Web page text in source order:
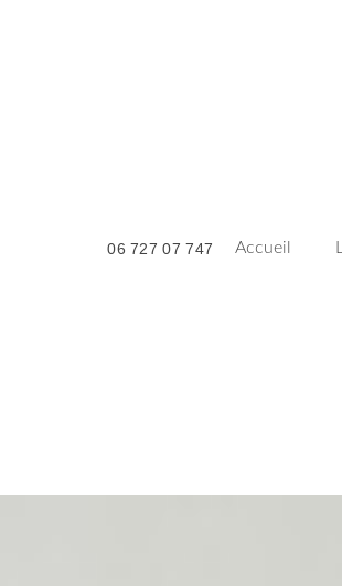
06 727 07 747 Accueil